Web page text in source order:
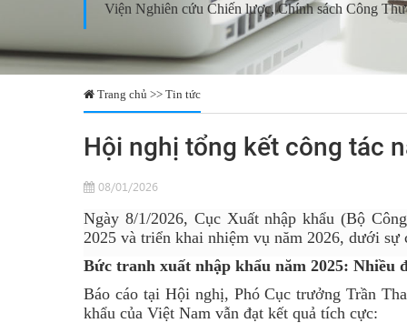
Viện Nghiên cứu Chiến lược, Chính sách Công
Trang chủ >> Tin tức
Hội nghị tổng kết công tác
08/01/2026
Ngày 8/1/2026, Cục Xuất nhập khẩu (Bộ
2025 và triển khai nhiệm vụ năm 2026, dưới
Bức tranh xuất nhập khẩu năm 2025: Nhiều
Báo cáo tại Hội nghị, Phó Cục trưởng Trần
khẩu của Việt Nam vẫn đạt kết quả tích cực: